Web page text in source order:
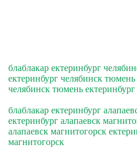
блаблакар ектеринбург
ектеринбург челябинск
челябинск тюмень
блаблакар ектеринбург
ектеринбург алапаевск
алапаевск магнитогорск
магнитогорск